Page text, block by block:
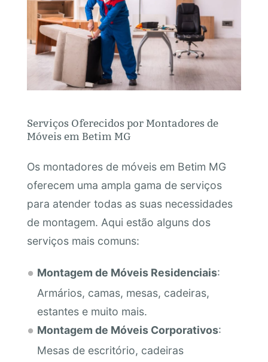
Serviços Oferecidos por Montadores de
Móveis em Betim MG
Os montadores de móveis em Betim MG
oferecem uma ampla gama de serviços
para atender todas as suas necessidades
de montagem. Aqui estão alguns dos
serviços mais comuns:
Montagem de Móveis Residenciais:
Armários, camas, mesas, cadeiras,
estantes e muito mais.
Montagem de Móveis Corporativos:
Mesas de escritório, cadeiras